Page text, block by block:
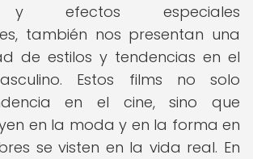
y efectos especiales
también nos presentan una
de estilos y tendencias en el
Estos films no solo
en el cine, sino que
en la moda y en la forma en
se visten en la vida real. En